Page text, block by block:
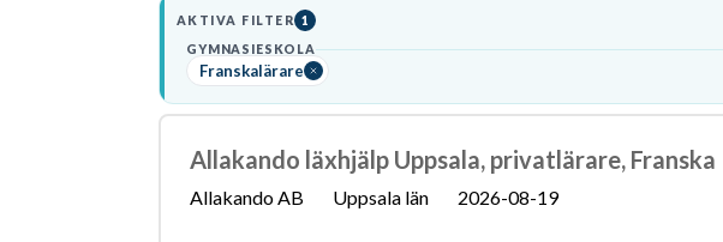
AKTIVA FILTER 1
GYMNASIESKOLA
Franskalärare
Allakando läxhjälp Uppsala, privatlärare, Franska
Allakando AB Uppsala län 2026-08-19